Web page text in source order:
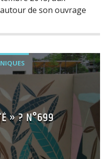
de son ouvrage
» ? N°699